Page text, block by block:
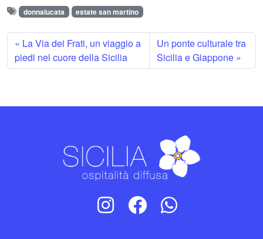
donnalucata estate san martino
La Via dei Frati, un viaggio a
piedi nel cuore della Sicilia
Un ponte culturale tra
Sicilia e Giappone